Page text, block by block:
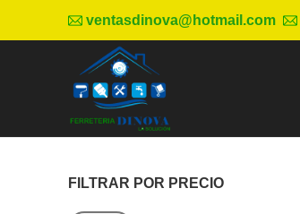
ventasdinova@hotmail.com
FILTRAR POR PRECIO